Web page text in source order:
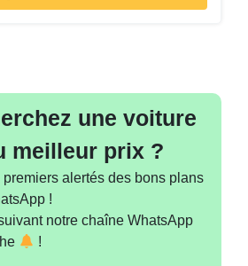
une voiture
meilleur prix ?
premiers alertés des bons plans
!
notre chaîne WhatsApp
!